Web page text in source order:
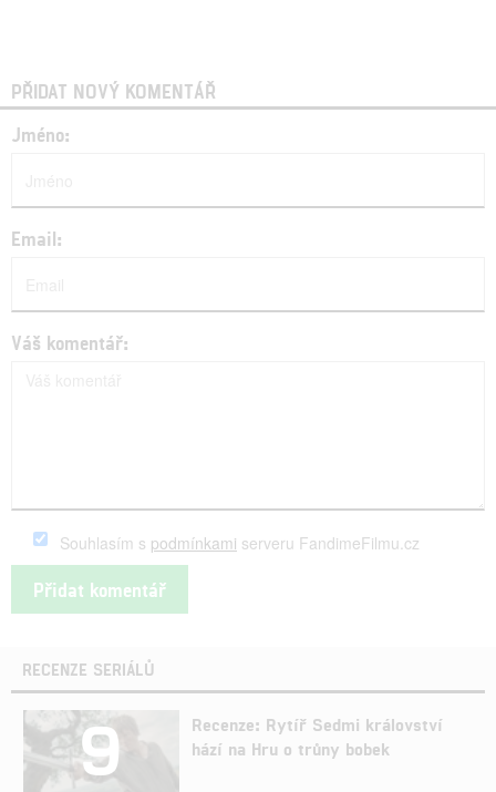
PŘIDAT NOVÝ KOMENTÁŘ
Jméno:
Email:
Váš komentář:
Souhlasím s podmínkami serveru FandimeFilmu.cz
RECENZE SERIÁLŮ
9
Recenze: Rytíř Sedmi království
hází na Hru o trůny bobek